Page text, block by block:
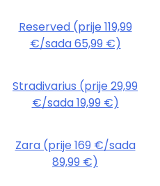
Reserved (prije 119,99
€/sada 65,99 €)
Stradivarius (prije 29,99
€/sada 19,99 €)
Zara (prije 169 €/sada
89,99 €)